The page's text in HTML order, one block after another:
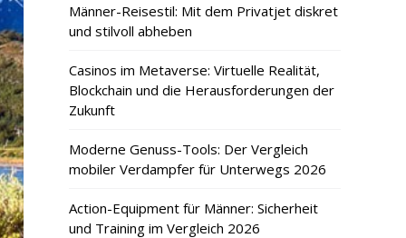
Männer-Reisestil: Mit dem Privatjet diskret
und stilvoll abheben
Casinos im Metaverse: Virtuelle Realität,
Blockchain und die Herausforderungen der
Zukunft
Moderne Genuss-Tools: Der Vergleich
mobiler Verdampfer für Unterwegs 2026
Action-Equipment für Männer: Sicherheit
und Training im Vergleich 2026